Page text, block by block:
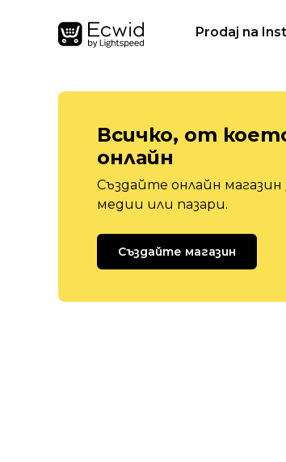
Prodaj na
Всичко, от
онлайн
Създайте онлайн
медии или пазари.
Създайте магазин